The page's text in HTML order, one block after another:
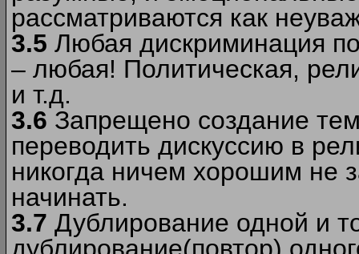
рассматриваются как
3.5 Любая дискриминация
– любая! Политическая,
и т.д.
3.6 Запрещено создание
переводить дискуссию в
никогда ничем хорошим не
начинать.
3.7 Дублирование одной и